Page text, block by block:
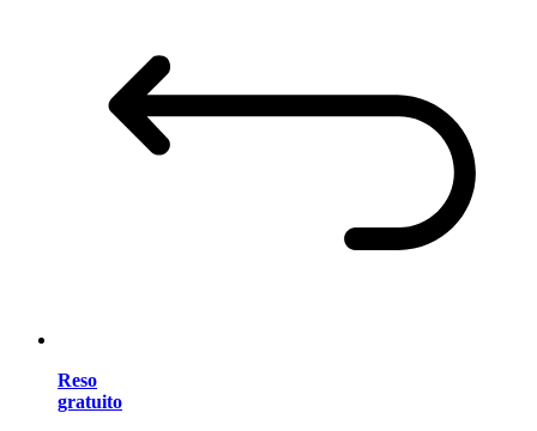
Reso
gratuito